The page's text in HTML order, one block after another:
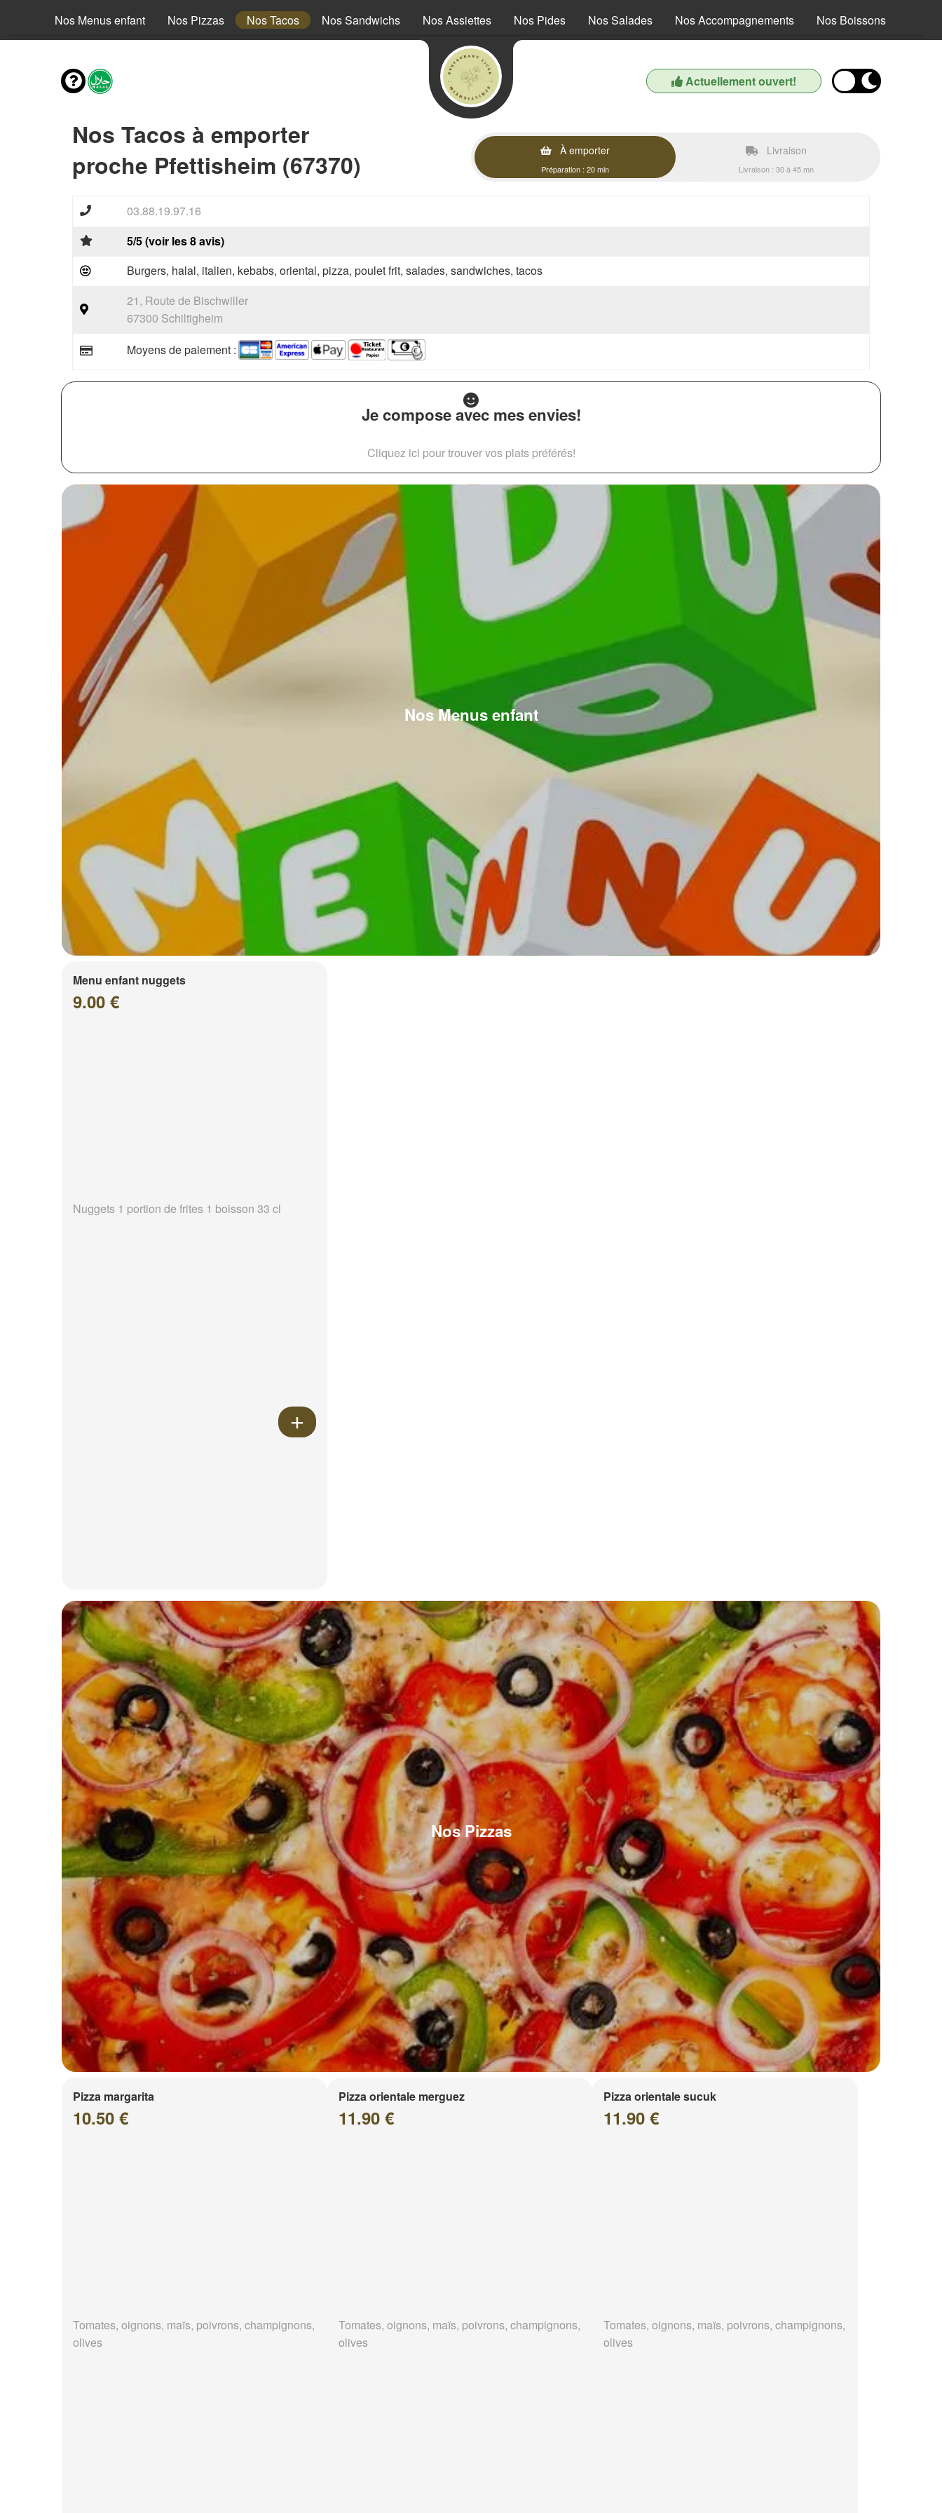
Nos Menus enfant Nos Pizzas Nos Tacos Nos Sandwichs Nos Assiettes Nos Pides Nos Salades Nos Accompagnements Nos Boissons
Actuellement ouvert!
Nos Tacos à emporter
proche Pfettisheim (67370)
À emporter
Préparation : 20 min
Livraison
Livraison : 30 à 45 mn
03.88.19.97.16
5/5 (voir les 8 avis)
Burgers, halal, italien, kebabs, oriental, pizza, poulet frit, salades, sandwiches, tacos
21, Route de Bischwiller
67300 Schiltigheim
Moyens de paiement :
Je compose avec mes envies!
Cliquez ici pour trouver vos plats préférés!
Nos Menus enfant
Menu enfant nuggets
9.00 €
Nuggets 1 portion de frites 1 boisson 33 cl
Nos Pizzas
Pizza margarita
10.50 €
Tomates, oignons, maïs, poivrons, champignons,
olives
Pizza orientale merguez
11.90 €
Tomates, oignons, maïs, poivrons, champignons,
olives
Pizza orientale sucuk
11.90 €
Tomates, oignons, maïs, poivrons, champignons,
olives